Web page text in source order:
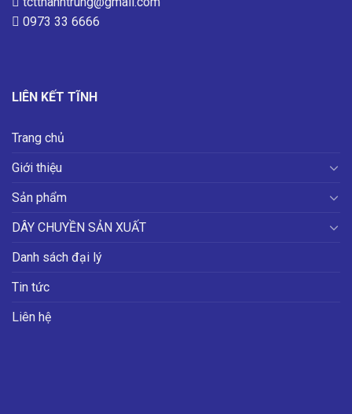
0973 33 6666
LIÊN KẾT TĨNH
Trang chủ
Giới thiệu
Sản phẩm
DÂY CHUYỀN SẢN XUẤT
Danh sách đại lý
Tin tức
Liên hệ